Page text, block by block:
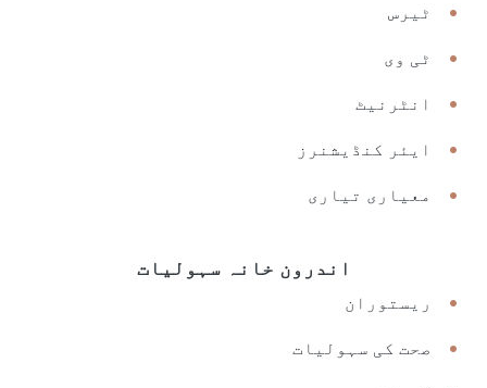
ٹیرس
ٹی وی
انٹرنیٹ
ایئر کنڈیشنرز
معیاری تیاری
اندرون خانہ سہولیات
ریستوران
صحت کی سہولیات